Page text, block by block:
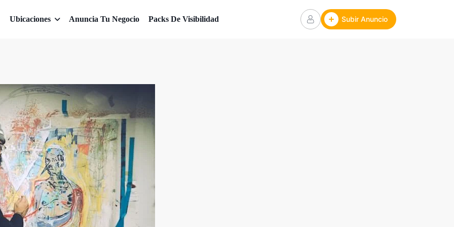
Ubicaciones Anuncia Tu Negocio Packs De Visibilidad Subir Anuncio